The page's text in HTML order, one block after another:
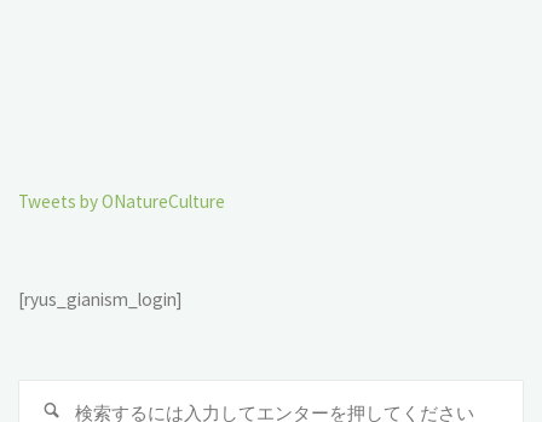
Tweets by ONatureCulture
[ryus_gianism_login]